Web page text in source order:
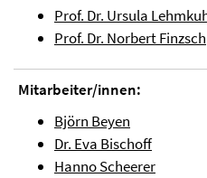
Prof. Dr. Ursula
Prof. Dr. Norbert Finzsch
Mitarbeiter/innen:
Björn Beyen
Dr. Eva Bischoff
Hanno Scheerer